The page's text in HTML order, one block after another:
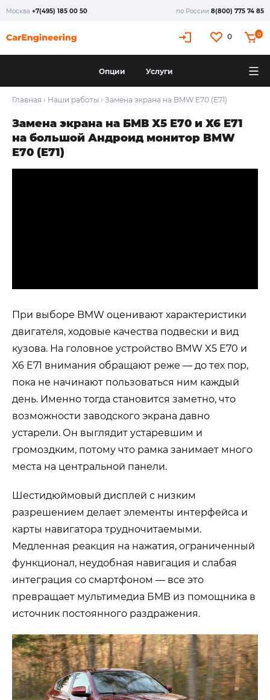
Москва +7(495) 185 00 50 по России 8(800) 775 74 85
0 0
Опции Услуги
Главная › Наши работы › Замена экрана на BMW E70 (E71)
Замена экрана на БМВ Х5 Е70 и Х6 Е71
на большой Андроид монитор BMW
E70 (E71)
При выборе BMW оценивают характеристики
двигателя, ходовые качества подвески и вид
кузова. На головное устройство BMW X5 E70 и
X6 E71 внимания обращают реже — до тех пор,
пока не начинают пользоваться ним каждый
день. Именно тогда становится заметно, что
возможности заводского экрана давно
устарели. Он выглядит устаревшим и
громоздким, потому что рамка занимает много
места на центральной панели.
Шестидюймовый дисплей с низким
разрешением делает элементы интерфейса и
карты навигатора трудночитаемыми.
Медленная реакция на нажатия, ограниченный
функционал, неудобная навигация и слабая
интеграция со смартфоном — все это
превращает мультимедиа БМВ из помощника в
источник постоянного раздражения.